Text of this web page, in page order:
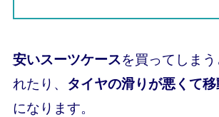
安いスーツケースを買ってしま
れたり、 タイヤの滑りが悪くて
になります。